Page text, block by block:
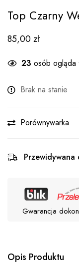
Top Czarny
85,00zł
23 osób ogląda
Brak na stanie
Porównywarka
Przewidywana
Gwarancja
Opis Produktu